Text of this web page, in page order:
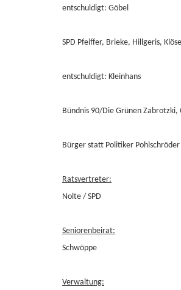
entschuldigt: Göbel
SPD Pfeiffer, Brieke, Hillgeris,
entschuldigt: Kleinhans
Bündnis 90/Die Grünen Zabrotzki,
Bürger statt Politiker Pohlschröder
Ratsvertreter:
Nolte / SPD
Seniorenbeirat:
Schwöppe
Verwaltung: